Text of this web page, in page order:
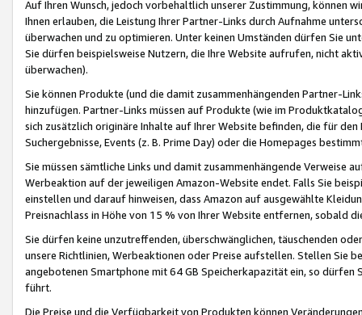
Auf Ihren Wunsch, jedoch vorbehaltlich unserer Zustimmung, können
Ihnen erlauben, die Leistung Ihrer Partner-Links durch Aufnahme
überwachen und zu optimieren. Unter keinen Umständen dürfen Sie
Sie dürfen beispielsweise Nutzern, die Ihre Website aufrufen, nicht
überwachen).
Sie können Produkte (und die damit zusammenhängenden Partner-
hinzufügen. Partner-Links müssen auf Produkte (wie im
sich zusätzlich originäre Inhalte auf Ihrer Website befinden, die für
Suchergebnisse, Events (z. B. Prime Day) oder die Homepages
Sie müssen sämtliche Links und damit zusammenhängende
Werbeaktion auf der jeweiligen Amazon-Website endet. Falls Sie
einstellen und darauf hinweisen, dass Amazon auf ausgewählte
Preisnachlass in Höhe von 15 % von Ihrer Website entfernen, sobald
Sie dürfen keine unzutreffenden, überschwänglichen, täuschenden
unsere Richtlinien, Werbeaktionen oder Preise aufstellen. Stellen Sie
angebotenen Smartphone mit 64 GB Speicherkapazität ein, so dürfen
führt.
Die Preise und die Verfügbarkeit von Produkten können